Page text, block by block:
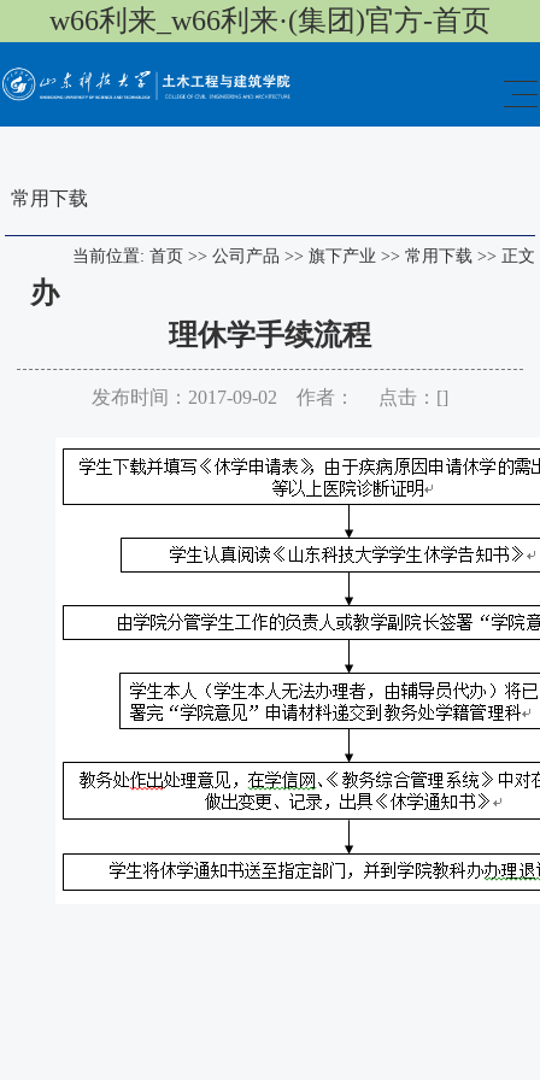
w66利来_w66利来·(集团)官方-首页
常用下载
当前位置: 首页 >> 公司产品 >> 旗下产业 >> 常用下载>> 正文
办
理休学手续流程
发布时间：2017-09-02 作者： 点击：[]